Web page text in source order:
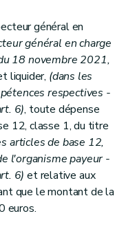
général en
général en charge
18 novembre 2021,
liquider, (dans les
respectives -
6), toute dépense
12, classe 1, du titre
articles de base 12,
l'organisme payeur -
6) et relative aux
que le montant de la
euros.